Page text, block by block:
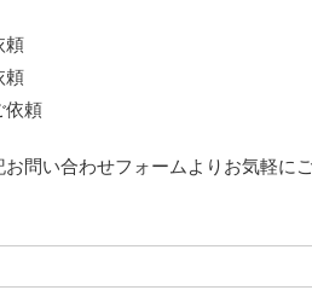
頼
頼
依頼
問い合わせフォームよりお気軽に